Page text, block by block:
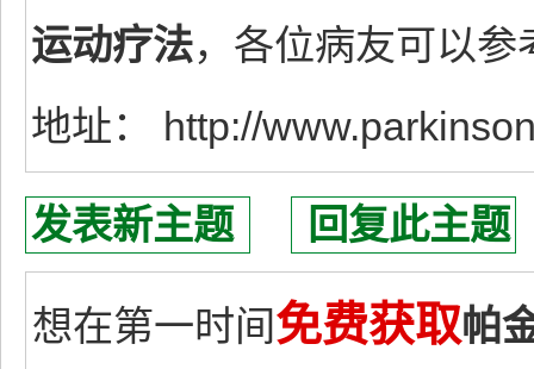
运动疗法，各位病友可以参
地址： http://
发表新主题 回复此主题
想在第一时间免费获取帕